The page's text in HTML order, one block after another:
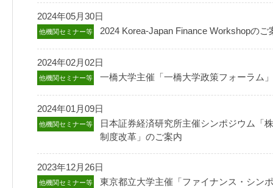
2024年05月30日
他機関セミナー等 2024 Korea-Japan Finance Workshopの
2024年02月02日
他機関セミナー等 一橋大学主催「一橋大学政策フォーラム
2024年01月09日
他機関セミナー等
日本証券経済研究所主催シンポジウム「
制度改革」のご案内
2023年12月26日
他機関セミナー等 東京都立大学主催「ファイナンス・シン